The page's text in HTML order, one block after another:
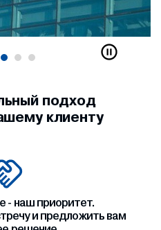
подход
клиенту
- наш приоритет.
и предложить вам